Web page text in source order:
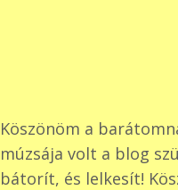
Köszönöm a
múzsája volt a blog
bátorít, és lelkesít!